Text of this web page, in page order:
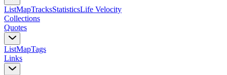
ListMapTracksStatisticsLife Velocity
Collections
Quotes
ListMapTags
Links